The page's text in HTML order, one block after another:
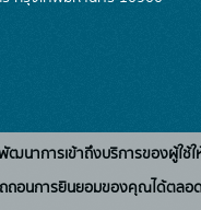
ฒนาการเข้าถึงบริการของผู้
อนการยินยอมของคุณได้ตลอด